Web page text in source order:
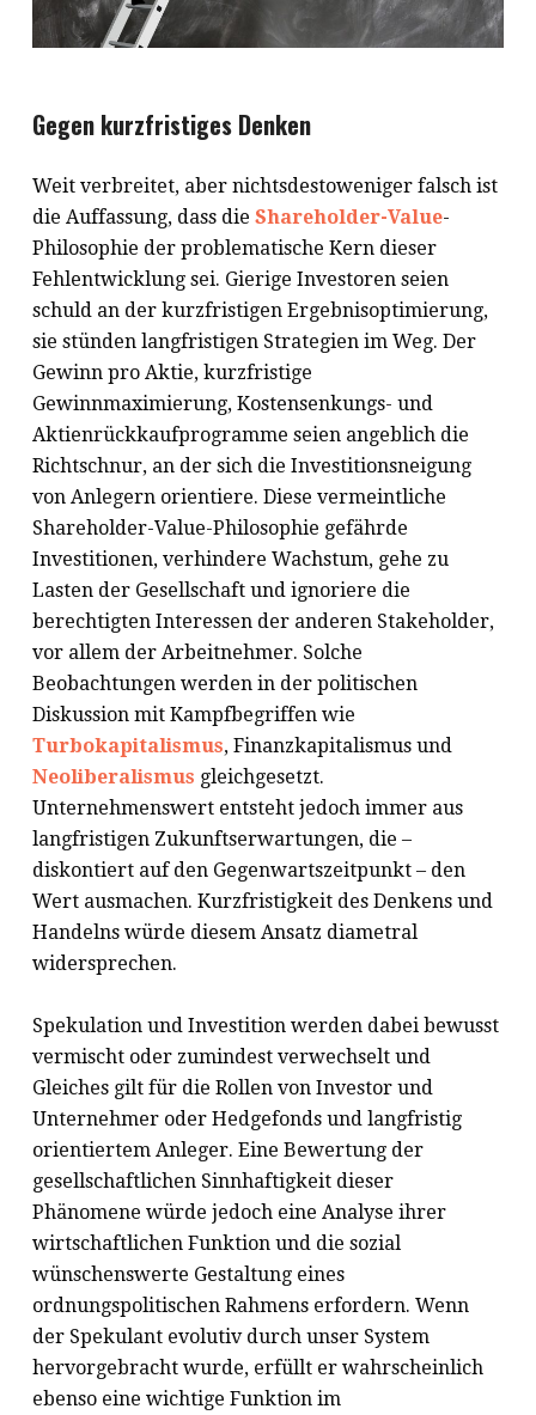
Gegen kurzfristiges Denken
Weit verbreitet, aber nichtsdestoweniger falsch ist
die Auffassung, dass die Shareholder-Value-
Philosophie der problematische Kern dieser
Fehlentwicklung sei. Gierige Investoren seien
schuld an der kurzfristigen Ergebnisoptimierung,
sie stünden langfristigen Strategien im Weg. Der
Gewinn pro Aktie, kurzfristige
Gewinnmaximierung, Kostensenkungs- und
Aktienrückkaufprogramme seien angeblich die
Richtschnur, an der sich die Investitionsneigung
von Anlegern orientiere. Diese vermeintliche
Shareholder-Value-Philosophie gefährde
Investitionen, verhindere Wachstum, gehe zu
Lasten der Gesellschaft und ignoriere die
berechtigten Interessen der anderen Stakeholder,
vor allem der Arbeitnehmer. Solche
Beobachtungen werden in der politischen
Diskussion mit Kampfbegriffen wie
Turbokapitalismus, Finanzkapitalismus und
Neoliberalismus gleichgesetzt.
Unternehmenswert entsteht jedoch immer aus
langfristigen Zukunftserwartungen, die –
diskontiert auf den Gegenwartszeitpunkt – den
Wert ausmachen. Kurzfristigkeit des Denkens und
Handelns würde diesem Ansatz diametral
widersprechen.
Spekulation und Investition werden dabei bewusst
vermischt oder zumindest verwechselt und
Gleiches gilt für die Rollen von Investor und
Unternehmer oder Hedgefonds und langfristig
orientiertem Anleger. Eine Bewertung der
gesellschaftlichen Sinnhaftigkeit dieser
Phänomene würde jedoch eine Analyse ihrer
wirtschaftlichen Funktion und die sozial
wünschenswerte Gestaltung eines
ordnungspolitischen Rahmens erfordern. Wenn
der Spekulant evolutiv durch unser System
hervorgebracht wurde, erfüllt er wahrscheinlich
ebenso eine wichtige Funktion im